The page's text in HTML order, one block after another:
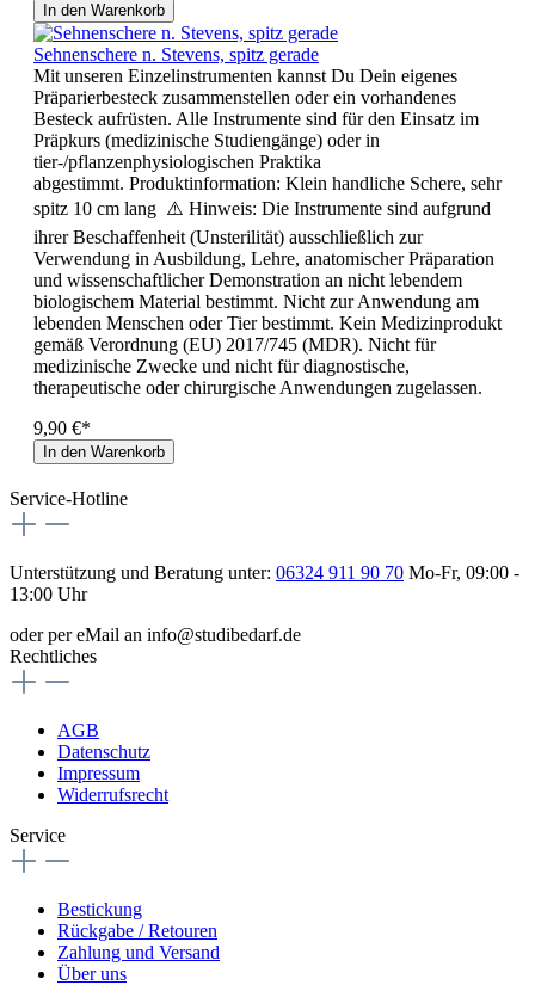
In den Warenkorb
Sehnenschere n. Stevens, spitz gerade
Mit unseren Einzelinstrumenten kannst Du Dein eigenes
Präparierbesteck zusammenstellen oder ein vorhandenes
Besteck aufrüsten. Alle Instrumente sind für den Einsatz im
Präpkurs (medizinische Studiengänge) oder in
tier-/pflanzenphysiologischen Praktika
abgestimmt. Produktinformation: Klein handliche Schere, sehr
spitz 10 cm lang ⚠️ Hinweis: Die Instrumente sind aufgrund
ihrer Beschaffenheit (Unsterilität) ausschließlich zur
Verwendung in Ausbildung, Lehre, anatomischer Präparation
und wissenschaftlicher Demonstration an nicht lebendem
biologischem Material bestimmt. Nicht zur Anwendung am
lebenden Menschen oder Tier bestimmt. Kein Medizinprodukt
gemäß Verordnung (EU) 2017/745 (MDR). Nicht für
medizinische Zwecke und nicht für diagnostische,
therapeutische oder chirurgische Anwendungen zugelassen.
9,90 €*
In den Warenkorb
Service-Hotline
Unterstützung und Beratung unter: 06324 911 90 70 Mo-Fr, 09:00 -
13:00 Uhr
oder per eMail an info@studibedarf.de
Rechtliches
AGB
Datenschutz
Impressum
Widerrufsrecht
Service
Bestickung
Rückgabe / Retouren
Zahlung und Versand
Über uns